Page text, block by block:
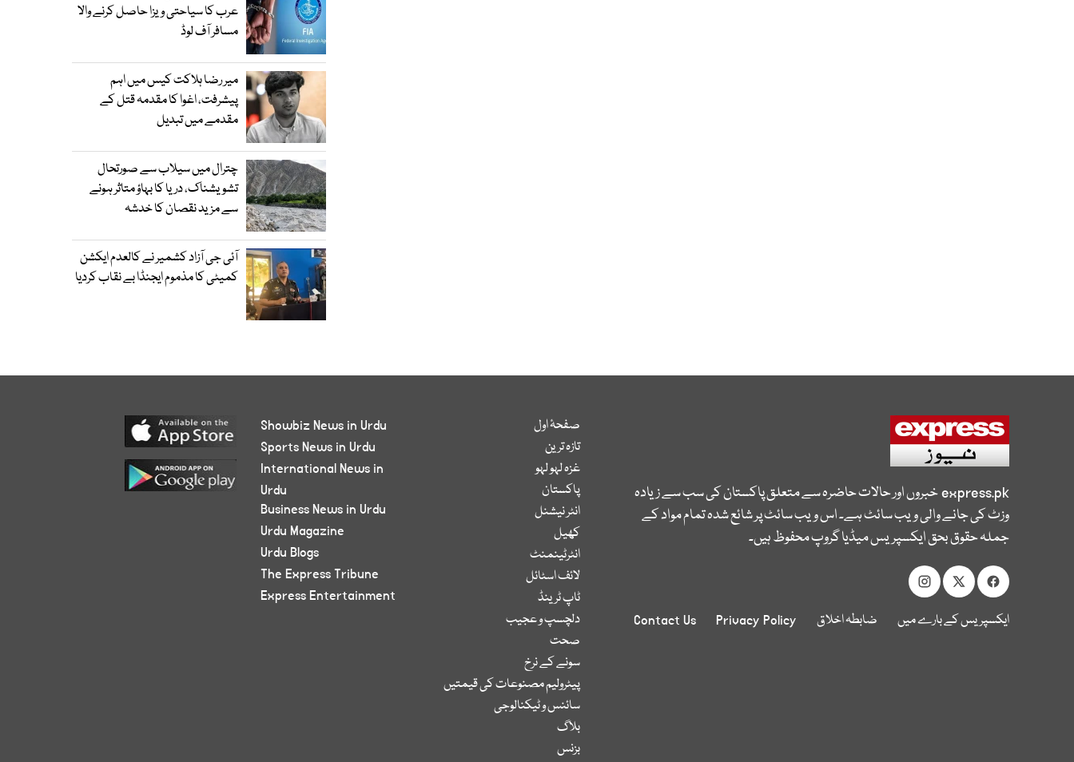
عرب کا سیاحتی ویزا حاصل کرنے والا
مسافر آف لوڈ
میر رضا ہلاکت کیس میں اہم
پیشرفت، اغوا کا مقدمہ قتل کے
مقدمے میں تبدیل
چترال میں سیلاب سے صورتحال
تشویشناک، دریا کا بہاؤ متاثر ہونے
سے مزید نقصان کا خدشہ
آئی جی آزاد کشمیر نے کالعدم ایکشن
کمیٹی کا مذموم ایجنڈا بے نقاب کردیا
express.pkخبروں اور حالات حاضرہ سے متعلق پاکستان کی سب سے زیادہ
وزٹ کی جانے والی ویب سائٹ ہے۔ اس ویب سائٹ پر شائع شدہ تمام مواد کے
جملہ حقوق بحق ایکسپریس میڈیا گروپ محفوظ ہیں۔
ایکسپریس کے بارے میں ضابطہ اخلاق Privacy Policy
Contact Us
صفحۂ اول
تازہ ترین
غزہ لہو لہو
پاکستان
انٹر نیشنل
کھیل
انٹرٹینمنٹ
لائف اسٹائل
ٹاپ ٹرینڈ
دلچسپ و عجیب
صحت
سونے کے نرخ
پیٹرولیم مصنوعات کی قیمتیں
سائنس و ٹیکنالوجی
بلاگ
بزنس
Showbiz News in Urdu
Sports News in Urdu
International News in
Urdu
Business News in Urdu
Urdu Magazine
Urdu Blogs
The Express Tribune
Express Entertainment